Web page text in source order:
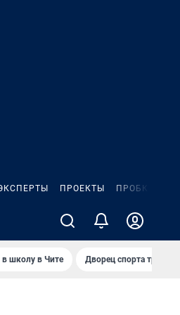
ПРОЕКТЫ ПРОБКИ
школу в Чите Дворец спорта